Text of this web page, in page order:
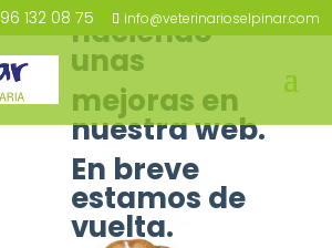
96 132 08 75 info@veterinarioselpinar.com
haciendo
unas
mejoras en
nuestra web.
En breve
estamos de
vuelta.